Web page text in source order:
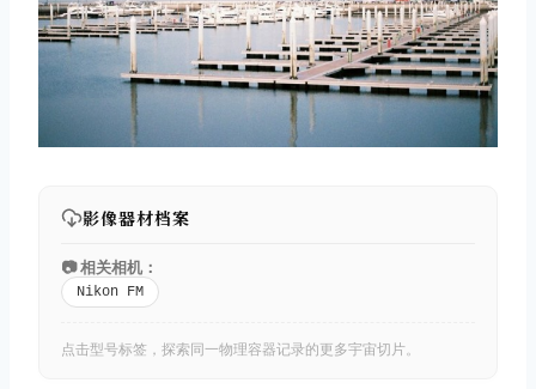
影像器材档案
📷 相关相机：
Nikon FM
点击型号标签，探索同一物理容器记录的更多宇宙切片。